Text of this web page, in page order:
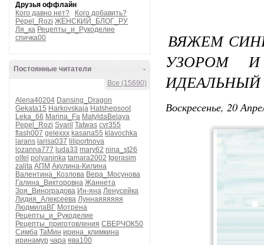
Друзья оффлайн
Кого давно нет?
Кого добавить?
Pepel_Rozi ЖЕНСКИЙ_БЛОГ_РУ
Ля_ка Рецепты_и_Рукоделие
спичка00
-
Постоянные читатели
Все (15690)
Alena40204 Dansing_Dragon
Gekata15 Harkovskaja Hatshepsoot
Leka_66 Marina_Fa MatyldaBelaya
Pepel_Rozi Svaril Tatwas cvr355
flash007 gelexxx kasana55 klavochka
larans larisa037 liliportnova
lozanna777 luda33 mary62 nina_st26
olfel polyaninka tamara2002 tgerasim
zalita АПМ Акулина-Килина
Валентина_Козлова Вера_Мосунова
Галина_Викторовна Жаннета
Зоя_Виноградова Ин-яна Ленусейка
Лидия_Алексеева Луннаяяяяяя
ЛюдмилаВГ Мотрена
Рецепты_и_Рукоделие
Рецепты_приготовления СВЕРЧОК50
Симба ТаМин ирина_климкина
иринамур чара ява100
ВЯЖЕМ
УЗОРОМ
ИДЕАЛЬНЫЙ
Воскресенье, 20